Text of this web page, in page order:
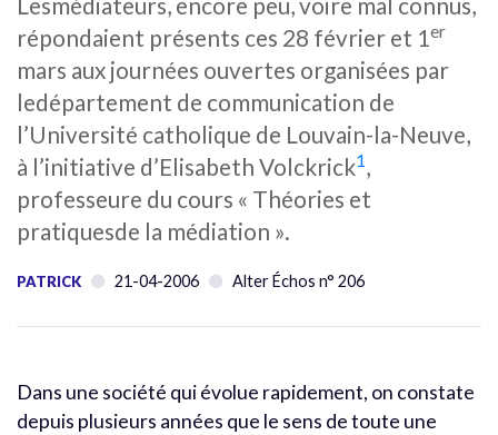
répondaient présents ces 28 février et 1 er
mars aux journées ouvertes organisées par
ledépartement de communication de
l’Université catholique de Louvain-la-Neuve,
à l’initiative d’Elisabeth Volckrick1 ,
professeure du cours « Théories et
pratiquesde la médiation ».
PATRICK 21-04-2006 Alter Échos n° 206
Dans une société qui évolue rapidement, on constate
depuis plusieurs années que le sens de toute une